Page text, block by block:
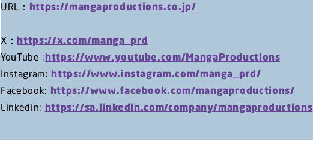
URL： https://mangaproductions.co.jp/
X： https://x.com/manga_prd
YouTube :https://www.youtube.com/MangaProductions
Instagram: https://www.instagram.com/manga_prd/
Facebook: https://www.facebook.com/mangaproductions/
Linkedin: https://sa.linkedin.com/company/mangaproductions